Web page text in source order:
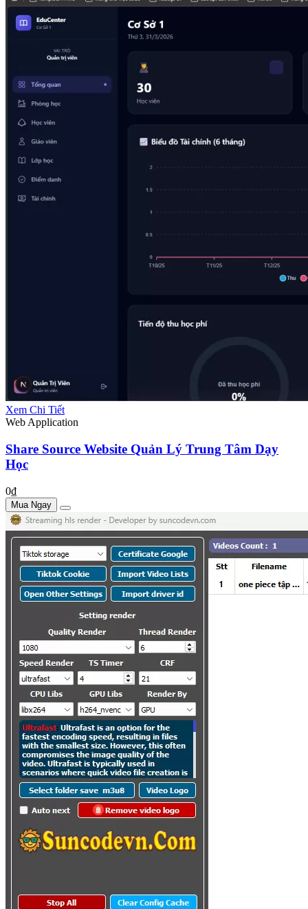
Xem Chi Tiết
Web Application
Share Source Website Quản Lý Trung Tâm Dạy
Học
0₫
Mua Ngay